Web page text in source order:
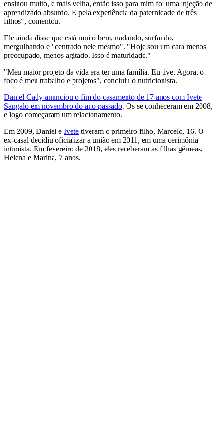
ensinou muito, e mais velha, então isso para mim foi uma injeção de
aprendizado absurdo. E pela experiência da paternidade de três
filhos", comentou.
Ele ainda disse que está muito bem, nadando, surfando,
mergulhando e "centrado nele mesmo". "Hoje sou um cara menos
preocupado, menos agitado. Isso é maturidade."
"Meu maior projeto da vida era ter uma família. Eu tive. Agora, o
foco é meu trabalho e projetos", concluiu o nutricionista.
Daniel Cady anunciou o fim do casamento de 17 anos com Ivete
Sangalo em novembro do ano passado. Os se conheceram em 2008,
e logo começaram um relacionamento.
Em 2009, Daniel e Ivete tiveram o primeiro filho, Marcelo, 16. O
ex-casal decidiu oficializar a união em 2011, em uma cerimônia
intimista. Em fevereiro de 2018, eles receberam as filhas gêmeas,
Helena e Marina, 7 anos.